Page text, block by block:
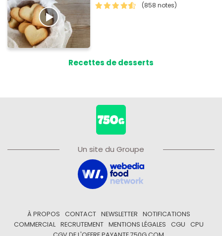
(858 notes)
Recettes de desserts
Un site du Groupe
À PROPOS CONTACT NEWSLETTER
NOTIFICATIONS
COMMERCIAL
RECRUTEMENT MENTIONS LÉGALES CGU
CPU